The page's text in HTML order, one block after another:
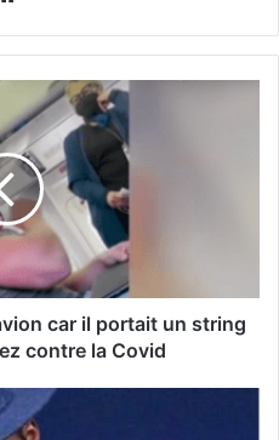
car il portait un string
contre la Covid